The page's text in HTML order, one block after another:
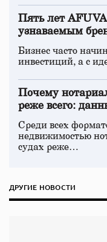
Пять лет
узнаваемым
Бизнес часто
инвестиций, а с
Почему
реже всего:
Среди всех
недвижимостью
судах реже…
ДРУГИЕ НОВОСТИ